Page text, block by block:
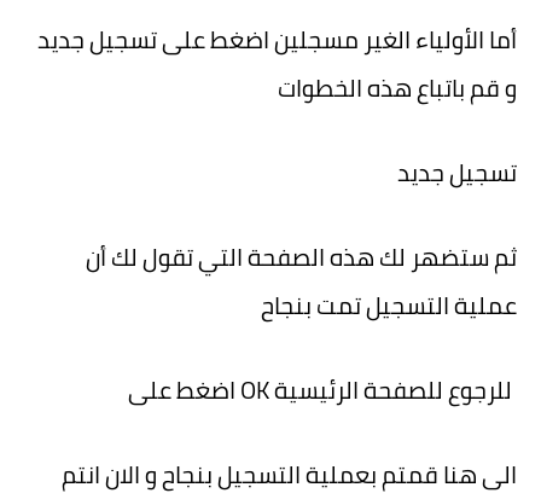
أما الأولياء الغير مسجلين اضغط على تسجيل جديد
و قم باتباع هذه الخطوات
تسجيل جديد
ثم ستضهر لك هذه الصفحة التي تقول لك أن
عملية التسجيل تمت بنجاح
للرجوع للصفحة الرئيسيةOK اضغط على
الى هنا قمتم بعملية التسجيل بنجاح و الان انتم